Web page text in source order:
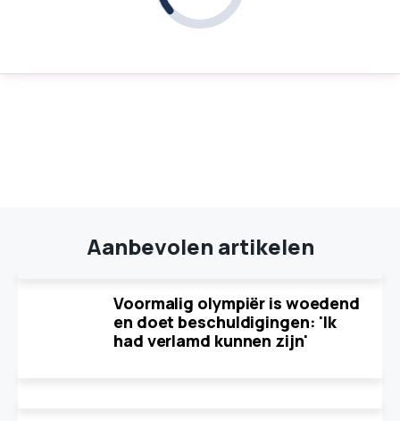
Aanbevolen artikelen
Voormalig olympiër is woedend
en doet beschuldigingen: 'Ik
had verlamd kunnen zijn'